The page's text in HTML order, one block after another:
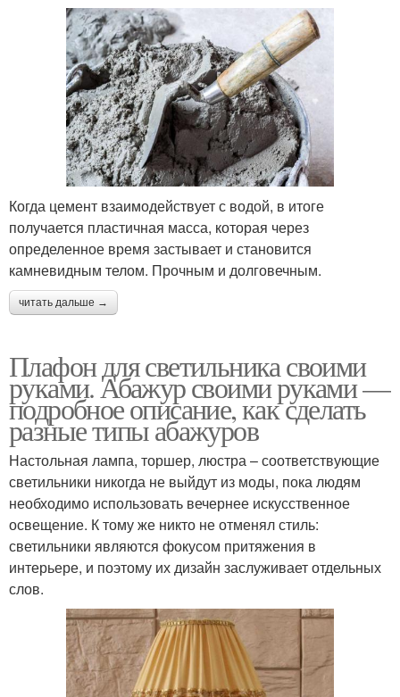
Когда цемент взаимодействует с водой, в итоге
получается пластичная масса, которая через
определенное время застывает и становится
камневидным телом. Прочным и долговечным.
читать дальше →
Плафон для светильника своими
руками. Абажур своими руками —
подробное описание, как сделать
разные типы абажуров
Настольная лампа, торшер, люстра – соответствующие
светильники никогда не выйдут из моды, пока людям
необходимо использовать вечернее искусственное
освещение. К тому же никто не отменял стиль:
светильники являются фокусом притяжения в
интерьере, и поэтому их дизайн заслуживает отдельных
слов.